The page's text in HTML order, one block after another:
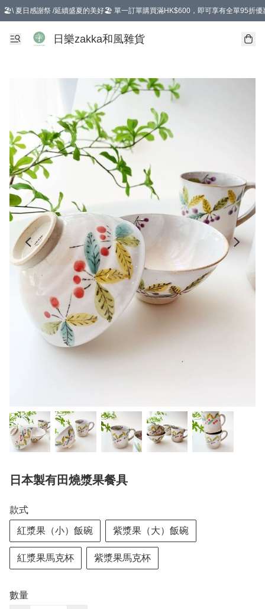
🏖️\ 夏日感謝祭 /延續盛夏的美好🏖️ 單一訂單購買滿HK$600，即可享有全單95折優
選擇GoGoX住宅/工商地址配送，單一訂單消費購物滿HK$680(折扣後），可享有
日樂zakka和風雜貨
日本製有田燒漿果餐具
款式
紅漿果（小）飯碗 紫漿果（大）飯碗
紅漿果馬克杯 紫漿果馬克杯
數量